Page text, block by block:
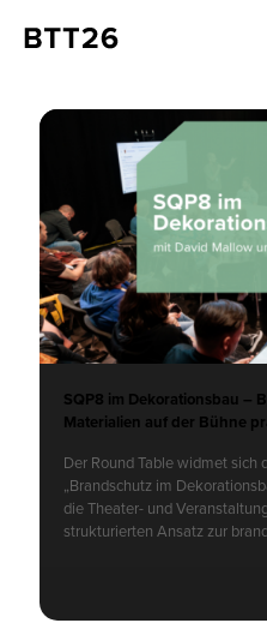
SQP8 im Dekorationsbau –
Materialien auf der Bühne
Der Round Table widmet
„Brandschutz im
die Theater- und
strukturierten Ansatz zur